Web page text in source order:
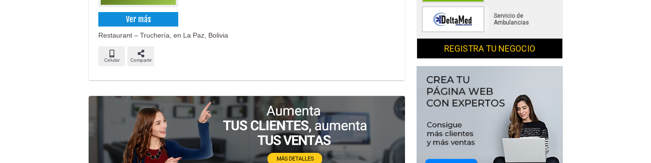
Ver más
Restaurant – Truchería, en La Paz, Bolivia
Celular Compartir
Servicio de
Ambulancias
REGISTRA TU NEGOCIO